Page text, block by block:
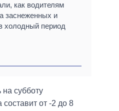
как водителям
заснеженных и
холодный период
субботу
составит от -2 до 8